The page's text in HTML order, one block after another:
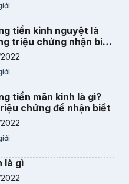
tiền kinh nguyệt là
triệu chứng nhận biết
pháp điều trị
tiền mãn kinh là gì?
chứng để nhận biết
là gì